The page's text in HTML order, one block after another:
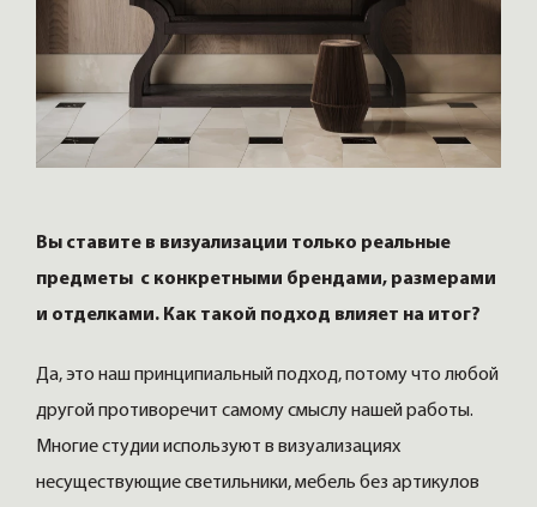
Вы ставите в визуализации только реальные
предметы с конкретными брендами, размерами
и отделками. Как такой подход влияет на итог?
Да, это наш принципиальный подход, потому что любой
другой противоречит самому смыслу нашей работы.
Многие студии используют в визуализациях
несуществующие светильники, мебель без артикулов